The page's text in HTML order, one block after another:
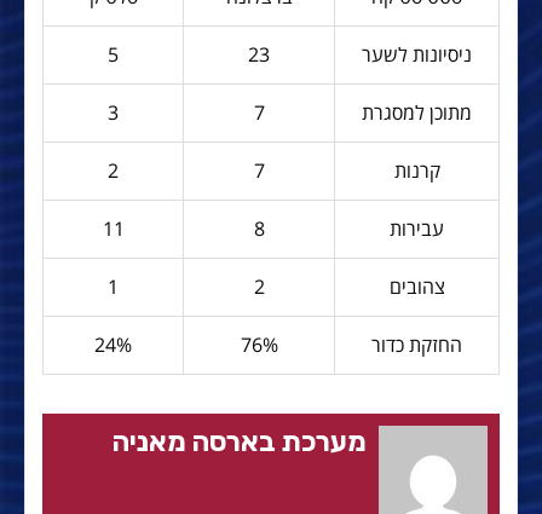
ניסיונות לשער 23
5
מתוכן למסגרת 7
3
קרנות 7
2
עבירות 8
11
צהובים 2
1
החזקת כדור 76%
24%
מערכת בארסה מאניה